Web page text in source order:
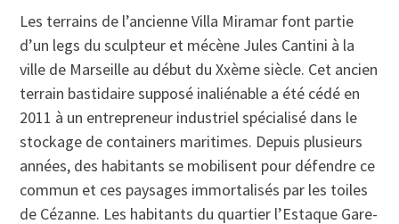
Les terrains de l’ancienne Villa Miramar font partie
d’un legs du sculpteur et mécène Jules Cantini à la
ville de Marseille au début du Xxème siècle. Cet ancien
terrain bastidaire supposé inaliénable a été cédé en
2011 à un entrepreneur industriel spécialisé dans le
stockage de containers maritimes. Depuis plusieurs
années, des habitants se mobilisent pour défendre ce
commun et ces paysages immortalisés par les toiles
de Cézanne. Les habitants du quartier l’Estaque Gare-